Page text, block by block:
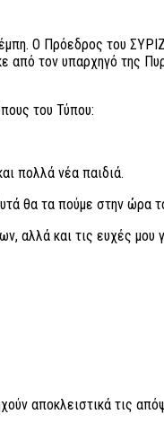
Ο Πρόεδρος του
τον υπαρχηγό της
του Τύπου:
πολλά νέα παιδιά.
θα τα πούμε στην ώρα
και τις ευχές μου
αποκλειστικά τις